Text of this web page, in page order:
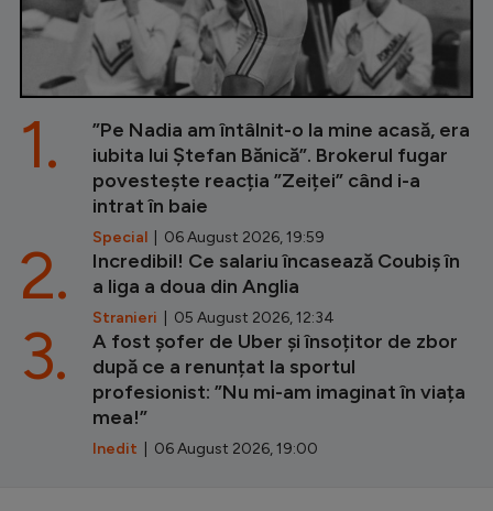
”Pe Nadia am întâlnit-o la mine acasă, era
iubita lui Ștefan Bănică”. Brokerul fugar
povestește reacția ”Zeiței” când i-a
intrat în baie
Special | 06 August 2026, 19:59
1.
Incredibil! Ce salariu încasează Coubiș în
a liga a doua din Anglia
Stranieri | 05 August 2026, 12:34
2.
A fost șofer de Uber și însoțitor de zbor
după ce a renunțat la sportul
profesionist: ”Nu mi-am imaginat în viața
mea!”
Inedit | 06 August 2026, 19:00
3.